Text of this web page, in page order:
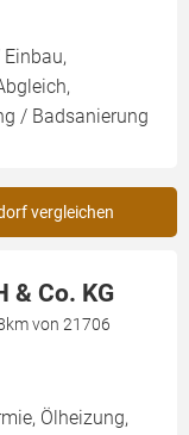
/ Badsanierung
vergleichen
& Co. KG
von 21706
Ölheizung,